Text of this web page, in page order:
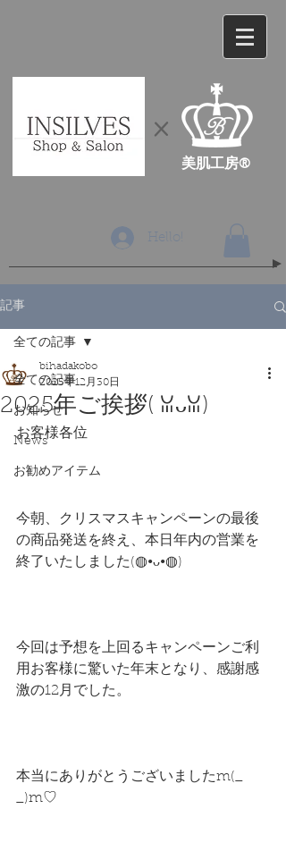
​× ​美肌工房®
Hello!
記事
全ての記事
お知らせ
News
お勧めアイテム
全ての記事
2025年ご挨拶(⁠ ⁠ꈍ⁠ᴗ⁠ꈍ⁠)
bihadakobo
2025年12月30日
お客様各位
今朝、クリスマスキャンペーンの最後
の商品発送を終え、本日年内の営業を
終了いたしました(⁠◍⁠•⁠ᴗ⁠•⁠◍⁠)
今回は予想を上回るキャンペーンご利
用お客様に驚いた年末となり、感謝感
激の12月でした。
本当にありがとうございましたm(_
_)m♡